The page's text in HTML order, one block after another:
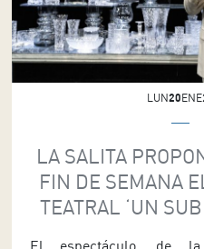
LUN20
LA SALITA
FIN DE SEMANA
TEATRAL ‘UN
El espectáculo, de la